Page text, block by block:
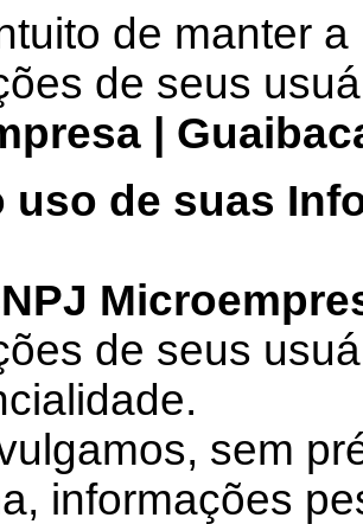
de manter
de seus
|
uso de suas
de seus
sem
informações